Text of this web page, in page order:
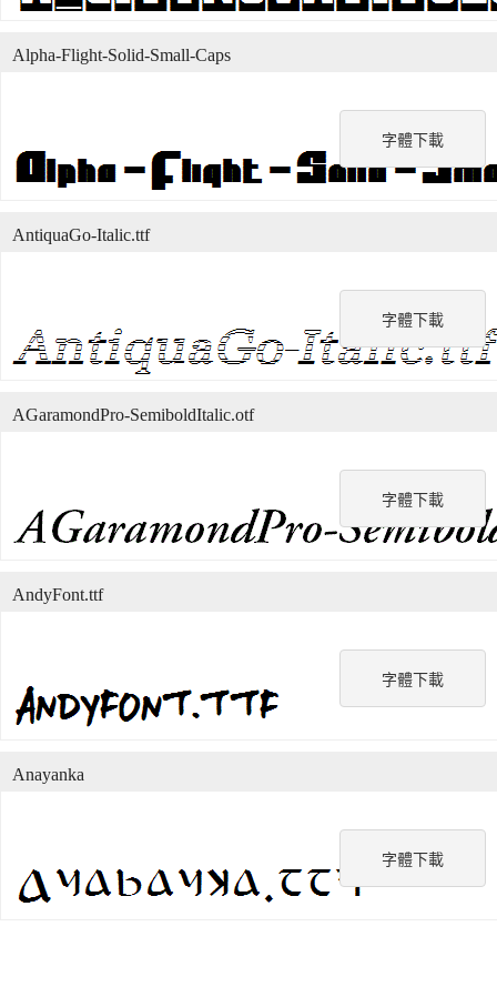
字體下載
Alpha-Flight-Solid-Small-Caps
字體下載
AntiquaGo-Italic.ttf
字體下載
AGaramondPro-SemiboldItalic.otf
字體下載
AndyFont.ttf
字體下載
Anayanka